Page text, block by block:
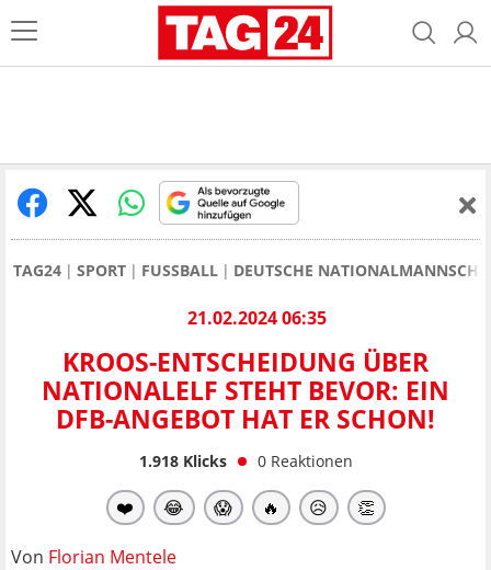
TAG24 SPORT FUSSBALL DEUTSCHE
21.02.2024 06:35
KROOS-ENTSCHEIDUNG ÜBER
NATIONALELF STEHT BEVOR: EIN
DFB-ANGEBOT HAT ER SCHON!
1.918Klicks 0 Reaktionen
❤️ 😂 😱 🔥 😥 👏
Von Florian Mentele